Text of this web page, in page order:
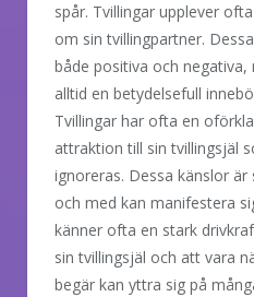
spår. Tvillingar upplever
om sin tvillingpartner.
både positiva och negativa,
alltid en betydelsefull
Tvillingar har ofta en
attraktion till sin tvillingsjäl
ignoreras. Dessa känslor
och med kan manifestera
känner ofta en stark
sin tvillingsjäl och att vara
begär kan yttra sig på